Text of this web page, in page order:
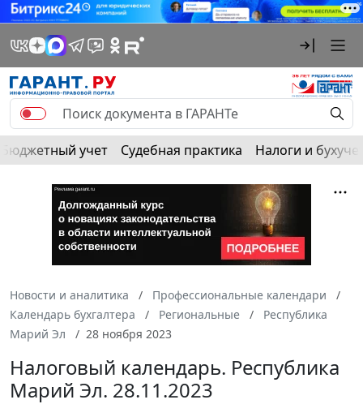
Бюджетный учет Судебная практика Налоги и
Новости и аналитика
Профессиональные календари
Календарь бухгалтера
Региональные
Республика
Марий Эл
28 ноября 2023
Налоговый календарь. Республика
Марий Эл. 28.11.2023